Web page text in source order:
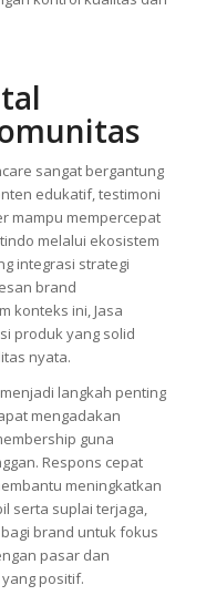
sangat bergantung
edukatif, testimoni
mampu mempercepat
melalui ekosistem
integrasi strategi
brand
konteks ini, Jasa
produk yang solid
nyata.
langkah penting
mengadakan
guna
Respons cepat
meningkatkan
serta suplai terjaga,
brand untuk fokus
pasar dan
positif.